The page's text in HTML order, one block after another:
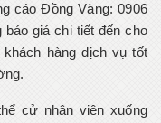
cáo Đồng Vàng: 0906
báo giá chi tiết đến cho
hàng dịch vụ tốt
cử nhân viên xuống